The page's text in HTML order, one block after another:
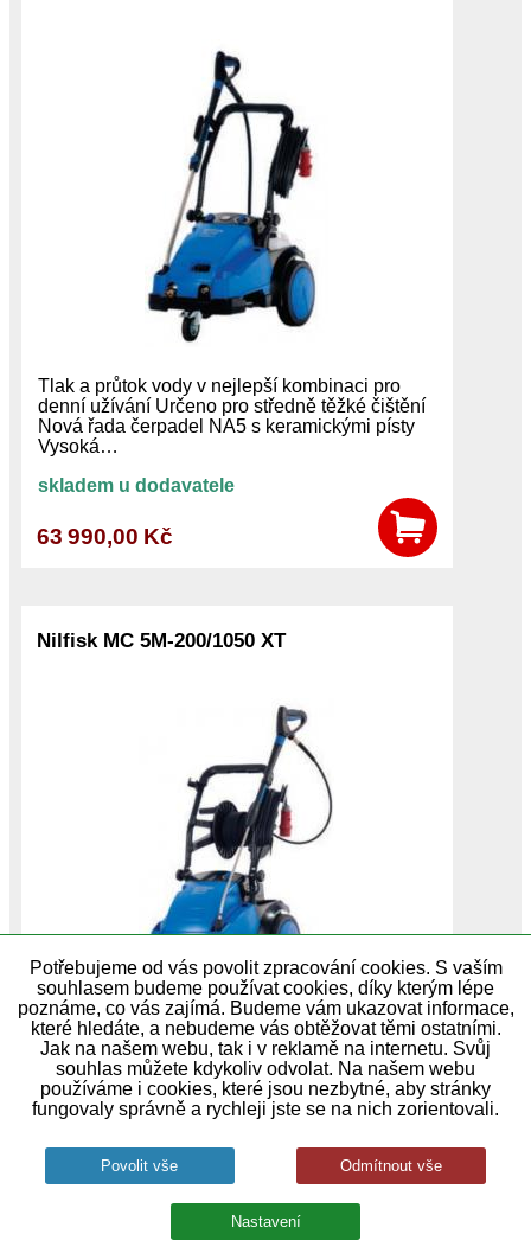
Potřebujeme od vás povolit zpracování cookies. S vaším
souhlasem budeme používat cookies, díky kterým lépe
poznáme, co vás zajímá. Budeme vám ukazovat informace,
které hledáte, a nebudeme vás obtěžovat těmi ostatními.
Jak na našem webu, tak i v reklamě na internetu. Svůj
souhlas můžete kdykoliv odvolat. Na našem webu
používáme i cookies, které jsou nezbytné, aby stránky
fungovaly správně a rychleji jste se na nich zorientovali.
Tlak a průtok vody v nejlepší kombinaci pro
denní užívání Určeno pro středně těžké čištění
Nová řada čerpadel NA5 s keramickými písty
Vysoká…
skladem u dodavatele
63 990,00 Kč
Nilfisk MC 5M-200/1050 XT
Tlak a průtok vody v nejlepší kombinaci pro
denní užívání Určeno pro středně těžké čištění
Nová řada čerpadel NA5 s keramickými písty
Vysoká…
skladem u dodavatele